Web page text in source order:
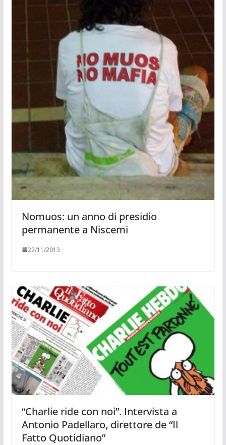
Nomuos: un anno di presidio
permanente a Niscemi
22/11/2013
“Charlie ride con noi”. Intervista a
Antonio Padellaro, direttore de “Il
Fatto Quotidiano”